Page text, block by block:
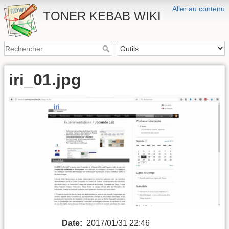
Aller au contenu
TONER KEBAB WIKI
iri_01.jpg
Date: 2017/01/31 22:46